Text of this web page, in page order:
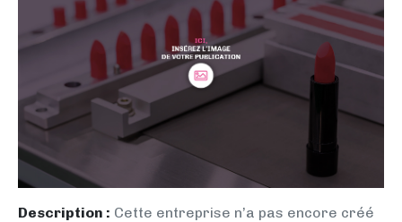
Description : Cette entreprise n’a pas encore créé